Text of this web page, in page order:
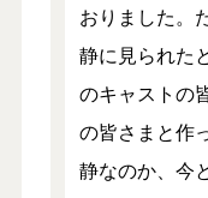
おりました。
静に見られた
のキャストの
の皆さまと作
静なのか、今